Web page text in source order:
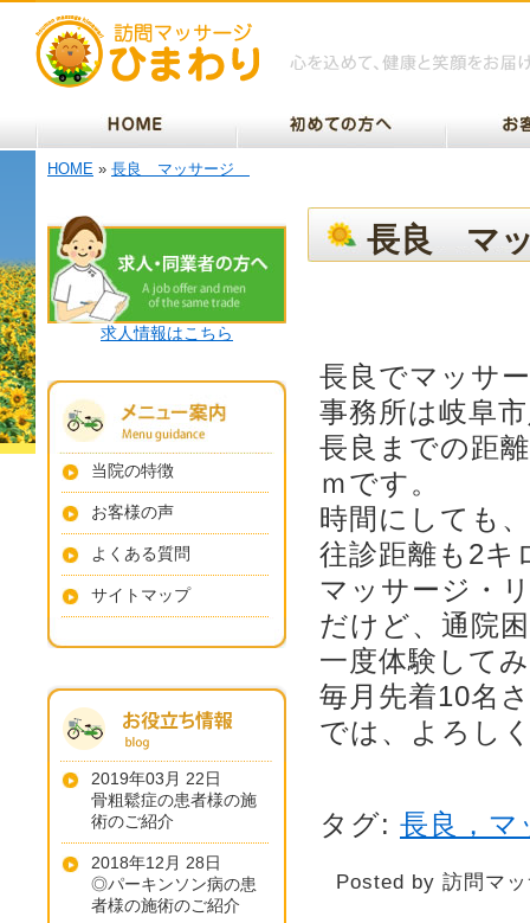
HOME » 長良 マッサージ
長良 マ
長良でマッサ
事務所は岐阜
長良までの距
ｍです。
時間にしても
往診距離も2キ
マッサージ・
だけど、通院
一度体験して
毎月先着10名
では、よろし
タグ: 長良，マ
Posted by 訪問マ
求人情報はこちら
当院の特徴
お客様の声
よくある質問
サイトマップ
2019年03月 22日
骨粗鬆症の患者様の施
術のご紹介
2018年12月 28日
◎パーキンソン病の患
者様の施術のご紹介